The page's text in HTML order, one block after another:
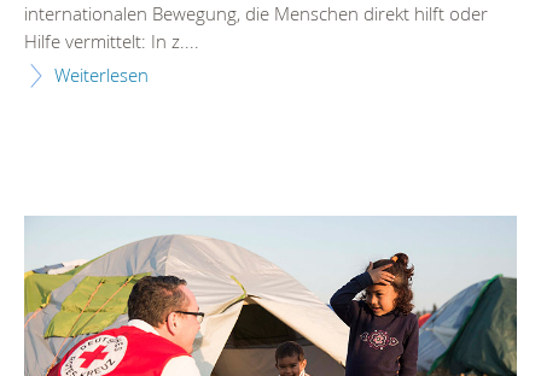
internationalen Bewegung, die Menschen direkt hilft oder
Hilfe vermittelt: In z....
Weiterlesen